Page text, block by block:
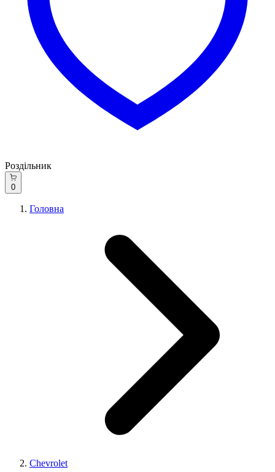
Роздільник
0
Головна
Chevrolet